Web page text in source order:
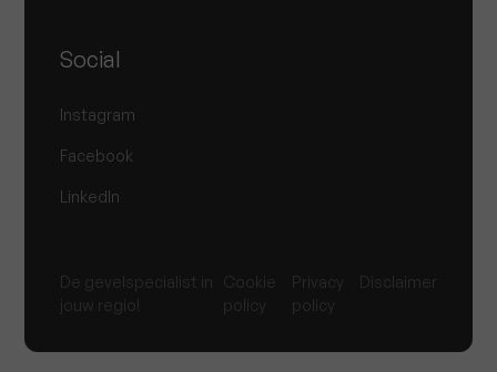
Social
Instagram
Facebook
LinkedIn
De gevelspecialist in
jouw regio!
Cookie
policy
Privacy
policy
Disclaimer